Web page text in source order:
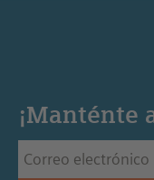
¡Manténte